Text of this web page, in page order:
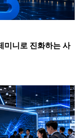
미니로 진화하는 사